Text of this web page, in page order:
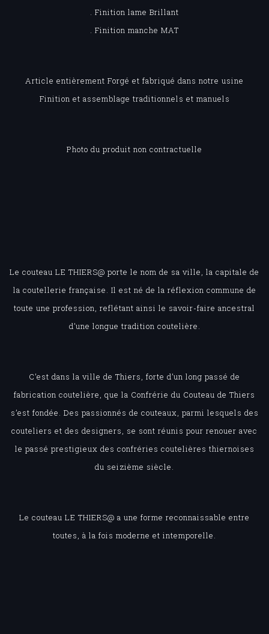
. Finition lame Brillant
. Finition manche MAT
Article entièrement Forgé et fabriqué dans notre usine
Finition et assemblage traditionnels et manuels
Photo du produit non contractuelle
Le couteau LE THIERS@ porte le nom de sa ville, la capitale de
la coutellerie française. Il est né de la réflexion commune de
toute une profession, reflétant ainsi le savoir-faire ancestral
d’une longue tradition coutelière.
C’est dans la ville de Thiers, forte d’un long passé de
fabrication coutelière, que la Confrérie du Couteau de Thiers
s’est fondée. Des passionnés de couteaux, parmi lesquels des
couteliers et des designers, se sont réunis pour renouer avec
le passé prestigieux des confréries coutelières thiernoises
du seizième siècle.
Le couteau LE THIERS@ a une forme reconnaissable entre
toutes, à la fois moderne et intemporelle.